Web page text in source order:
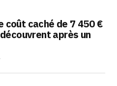
mon e-mail et mon
pour mon prochain
coût caché de 7 450 €
après un